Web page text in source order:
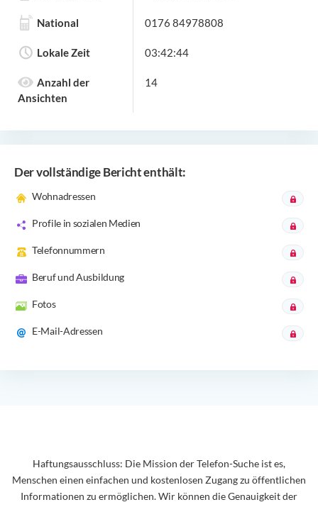
National 0176 84978808
Lokale Zeit 03:42:44
Anzahl der
Ansichten
14
Der vollständige Bericht enthält:
Wohnadressen
Profile in sozialen Medien
Telefonnummern
Beruf und Ausbildung
Fotos
E-Mail-Adressen
Haftungsausschluss: Die Mission der Telefon-Suche ist es,
Menschen einen einfachen und kostenlosen Zugang zu öffentlichen
Informationen zu ermöglichen. Wir können die Genauigkeit der